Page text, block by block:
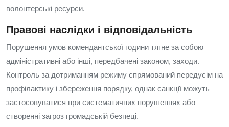
волонтерські ресурси.
Правові наслідки і відповідальність
Порушення умов комендантської години тягне за собою
адміністративні або інші, передбачені законом, заходи.
Контроль за дотриманням режиму спрямований передусім на
профілактику і збереження порядку, однак санкції можуть
застосовуватися при систематичних порушеннях або
створенні загроз громадській безпеці.